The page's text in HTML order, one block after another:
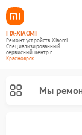
FIX-XIAOMI
Ремонт устройств Xiaomi
Специализированный
cервисный центр г.
Красноярск
Мы